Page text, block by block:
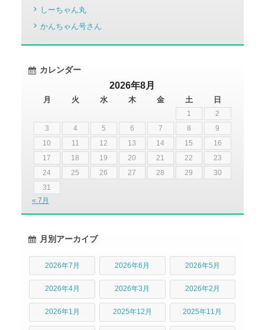
しーちゃん丸
かんちゃん号さん
カレンダー
2026年8月
月 火 水 木 金 土 日
1
2
3
4 5 6 7 8
9
10
11 12 13 14 15
16
17
18 19 20 21 22
23
24
25 26 27 28 29
30
31
« 7月
月別アーカイブ
2026年7月 2026年6月 2026年5月
2026年4月 2026年3月 2026年2月
2026年1月 2025年12月 2025年11月